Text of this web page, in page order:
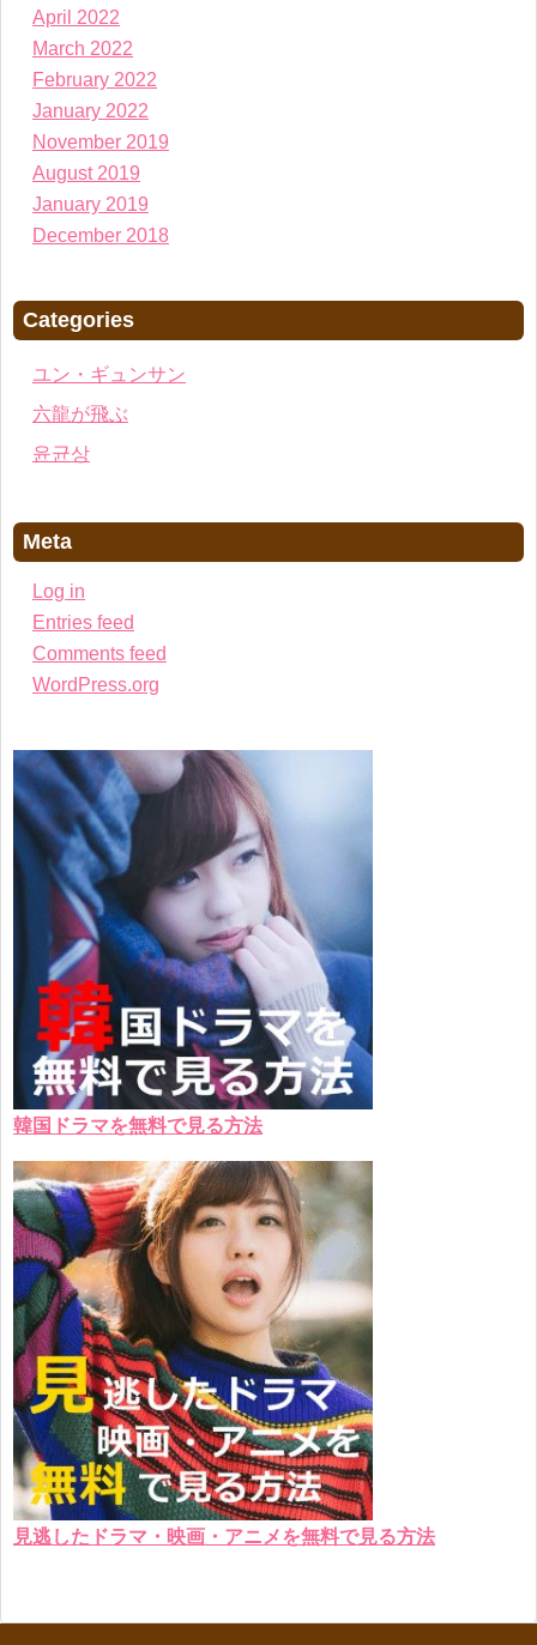
April 2022
March 2022
February 2022
January 2022
November 2019
August 2019
January 2019
December 2018
Categories
ユン・ギュンサン
六龍が飛ぶ
윤균상
Meta
Log in
Entries feed
Comments feed
WordPress.org
韓国ドラマを無料で見る方法
見逃したドラマ・映画・アニメを無料で見る方法